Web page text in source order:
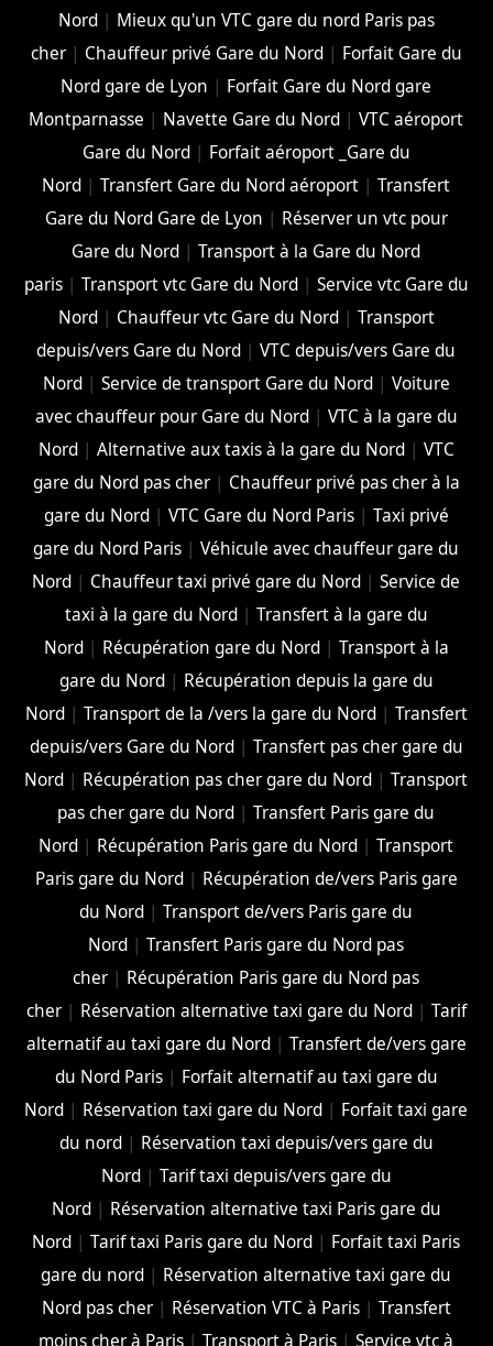
Nord| Mieux qu'un VTC gare du nord Paris pas
cher| Chauffeur privé Gare du Nord| Forfait Gare du
Nord gare de Lyon | Forfait Gare du Nord gare
Montparnasse | Navette Gare du Nord |VTC aéroport
Gare du Nord| Forfait aéroport _Gare du
Nord |Transfert Gare du Nord aéroport |Transfert
Gare du Nord Gare de Lyon | Réserver un vtc pour
Gare du Nord |Transport à la Gare du Nord
paris| Transport vtc Gare du Nord| Service vtc Gare du
Nord| Chauffeur vtc Gare du Nord| Transport
depuis/vers Gare du Nord |VTC depuis/vers Gare du
Nord| Service de transport Gare du Nord| Voiture
avec chauffeur pour Gare du Nord| VTC à la gare du
Nord| Alternative aux taxis à la gare du Nord| VTC
gare du Nord pas cher| Chauffeur privé pas cher à la
gare du Nord| VTC Gare du Nord Paris| Taxi privé
gare du Nord Paris |Véhicule avec chauffeur gare du
Nord | Chauffeur taxi privé gare du Nord |Service de
taxi à la gare du Nord| Transfert à la gare du
Nord| Récupération gare du Nord| Transport à la
gare du Nord| Récupération depuis la gare du
Nord| Transport de la /vers la gare du Nord| Transfert
depuis/vers Gare du Nord| Transfert pas cher gare du
Nord | Récupération pas cher gare du Nord |Transport
pas cher gare du Nord |Transfert Paris gare du
Nord | Récupération Paris gare du Nord |Transport
Paris gare du Nord| Récupération de/vers Paris gare
du Nord |Transport de/vers Paris gare du
Nord |Transfert Paris gare du Nord pas
cher | Récupération Paris gare du Nord pas
cher| Réservation alternative taxi gare du Nord| Tarif
alternatif au taxi gare du Nord| Transfert de/vers gare
du Nord Paris| Forfait alternatif au taxi gare du
Nord | Réservation taxi gare du Nord | Forfait taxi gare
du nord| Réservation taxi depuis/vers gare du
Nord| Tarif taxi depuis/vers gare du
Nord| Réservation alternative taxi Paris gare du
Nord |Tarif taxi Paris gare du Nord | Forfait taxi Paris
gare du nord | Réservation alternative taxi gare du
Nord pas cher| Réservation VTC à Paris| Transfert
moins cher à Paris |Transport à Paris |Service vtc à